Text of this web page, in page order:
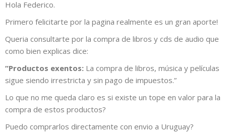
Hola Federico.
Primero felicitarte por la pagina realmente es un gran aporte!
Queria consultarte por la compra de libros y cds de audio que
como bien explicas dice:
“Productos exentos: La compra de libros, música y películas
sigue siendo irrestricta y sin pago de impuestos.”
Lo que no me queda claro es si existe un tope en valor para la
compra de estos productos?
Puedo comprarlos directamente con envio a Uruguay?